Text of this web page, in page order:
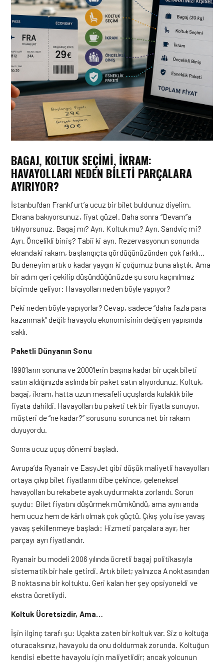
BAGAJ, KOLTUK SEÇIMI, İKRAM:
HAVAYOLLARI NEDEN BILETI PARÇALARA
AYIRIYOR?
İstanbul’dan Frankfurt’a ucuz bir bilet buldunuz diyelim.
Ekrana bakıyorsunuz, fiyat güzel. Daha sonra “Devam”a
tıklıyorsunuz. Bagaj mı? Ayrı. Koltuk mu? Ayrı. Sandviç mi?
Ayrı. Öncelikli biniş? Tabii ki ayrı. Rezervasyonun sonunda
ekrandaki rakam, başlangıçta gördüğünüzünden çok farklı…
Bu deneyim artık o kadar yaygın ki çoğumuz buna alıştık. Ama
bir adım geri çekilip düşündüğünüzde şu soru kaçınılmaz
biçimde geliyor: Havayolları neden böyle yapıyor?
Peki neden böyle yapıyorlar? Cevap, sadece “daha fazla para
kazanmak” değil; havayolu ekonomisinin değişen yapısında
saklı.
Paketli Dünyanın Sonu
1990’ların sonuna ve 2000’lerin başına kadar bir uçak bileti
satın aldığınızda aslında bir paket satın alıyordunuz. Koltuk,
bagaj, ikram, hatta uzun mesafeli uçuşlarda kulaklık bile
fiyata dahildi. Havayolları bu paketi tek bir fiyatla sunuyor,
müşteri de “ne kadar?” sorusunu sorunca net bir rakam
duyuyordu.
Sonra ucuz uçuş dönemi başladı.
Avrupa’da Ryanair ve EasyJet gibi düşük maliyetli havayolları
ortaya çıkıp bilet fiyatlarını dibe çekince, geleneksel
havayolları bu rekabete ayak uydurmakta zorlandı. Sorun
şuydu: Bilet fiyatını düşürmek mümkündü, ama aynı anda
hem ucuz hem de kârlı olmak çok güçtü. Çıkış yolu ise yavaş
yavaş şekillenmeye başladı: Hizmeti parçalara ayır, her
parçayı ayrı fiyatlandır.
Ryanair bu modeli 2006 yılında ücretli bagaj politikasıyla
sistematik bir hale getirdi. Artık bilet; yalnızca A noktasından
B noktasına bir koltuktu. Geri kalan her şey opsiyoneldi ve
ekstra ücretliydi.
Koltuk Ücretsizdir, Ama…
İşin ilginç tarafı şu: Uçakta zaten bir koltuk var. Siz o koltuğa
oturacaksınız, havayolu da onu doldurmak zorunda. Koltuğun
kendisi elbette havayolu için maliyetlidir; ancak yolcunun